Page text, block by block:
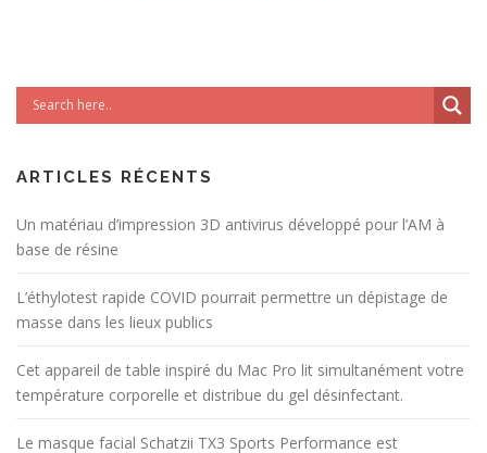
ARTICLES RÉCENTS
Un matériau d’impression 3D antivirus développé pour l’AM à
base de résine
L’éthylotest rapide COVID pourrait permettre un dépistage de
masse dans les lieux publics
Cet appareil de table inspiré du Mac Pro lit simultanément votre
température corporelle et distribue du gel désinfectant.
Le masque facial Schatzii TX3 Sports Performance est